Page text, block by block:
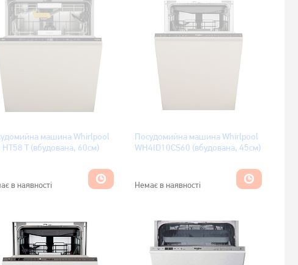
машина Whirlpool
HT58 T (вбудована, 60см)
в наявності
Посудомийна машина Whirlpool
WH4ID10CS60 (вбудована, 45см)
Немає в наявності